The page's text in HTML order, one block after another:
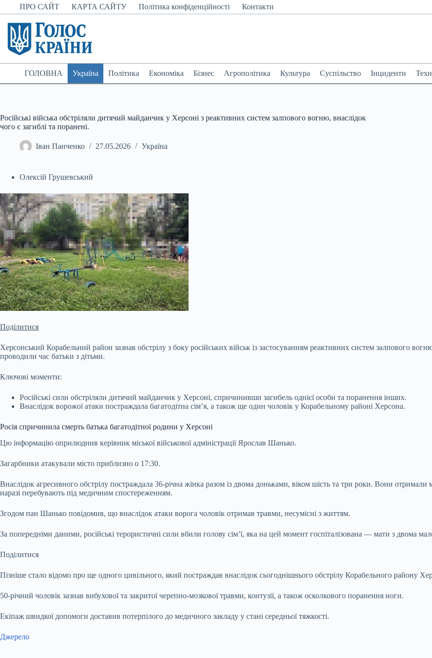
Перейти
до
вмісту
ПРО САЙТ КАРТА САЙТУ Політика конфіденційності Контакти
ГОЛОВНА Україна Політика Економіка Бізнес Агрополітика Культура Суспільство Інциденти
Російські війська обстріляли дитячий майданчик у Херсоні з реактивних систем залпового вогню, внаслідок
чого є загиблі та поранені.
Іван Панченко 27.05.2026 Україна
Олексій Грушевський
Поділитися
Херсонський Корабельний район зазнав обстрілу з боку російських військ із застосуванням реактивних систем залпового
проводили час батьки з дітьми.
Ключові моменти:
Російські сили обстріляли дитячий майданчик у Херсоні, спричинивши загибель однієї особи та поранення інших.
Внаслідок ворожої атаки постраждала багатодітна сім’я, а також ще один чоловік у Корабельному районі Херсона.
Росія спричинила смерть батька багатодітної родини у Херсоні
Цю інформацію оприлюднив керівник міської військової адміністрації Ярослав Шанько.
Загарбники атакували місто приблизно о 17:30.
Внаслідок агресивного обстрілу постраждала 36-річна жінка разом із двома доньками, віком шість та три роки. Вони отримали
наразі перебувають під медичним спостереженням.
Згодом пан Шанько повідомив, що внаслідок атаки ворога чоловік отримав травми, несумісні з життям.
За попередніми даними, російські терористичні сили вбили голову сім’ї, яка на цей момент госпіталізована — мати з двома
Поділитися
Пізніше стало відомо про ще одного цивільного, який постраждав внаслідок сьогоднішнього обстрілу Корабельного району
50-річний чоловік зазнав вибухової та закритої черепно-мозкової травми, контузії, а також осколкового поранення ноги.
Екіпаж швидкої допомоги доставив потерпілого до медичного закладу у стані середньої тяжкості.
Джерело